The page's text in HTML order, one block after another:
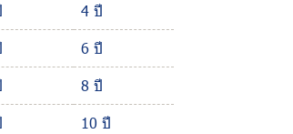
4 ปี
6 ปี
8 ปี
10 ปี